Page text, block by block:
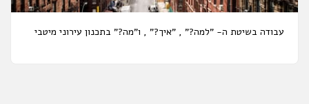
עבודה בשיטת ה- "למה?" , "איך?" , ו"מה?" בתכנון עירוני מיטבי